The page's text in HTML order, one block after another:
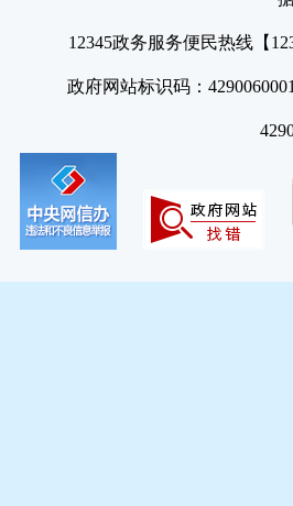
12345政务服务便民热线【
政府网站标识码：